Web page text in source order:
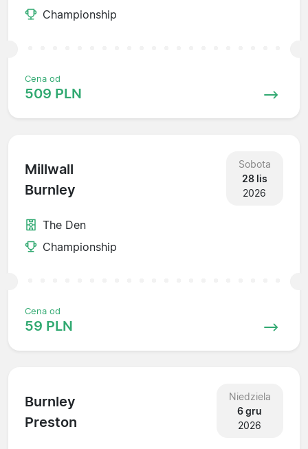
Championship
Cena od
509 PLN
Millwall
Burnley
Sobota
28 lis
2026
The Den
Championship
Cena od
59 PLN
Burnley
Preston
Niedziela
6 gru
2026